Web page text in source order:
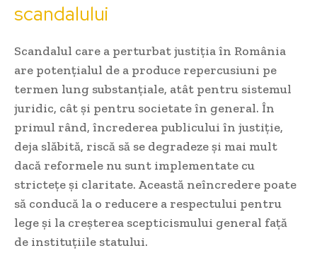
scandalului
Scandalul care a perturbat justiția în România
are potențialul de a produce repercusiuni pe
termen lung substanțiale, atât pentru sistemul
juridic, cât și pentru societate în general. În
primul rând, încrederea publicului în justiție,
deja slăbită, riscă să se degradeze și mai mult
dacă reformele nu sunt implementate cu
strictețe și claritate. Această neîncredere poate
să conducă la o reducere a respectului pentru
lege și la creșterea scepticismului general față
de instituțiile statului.